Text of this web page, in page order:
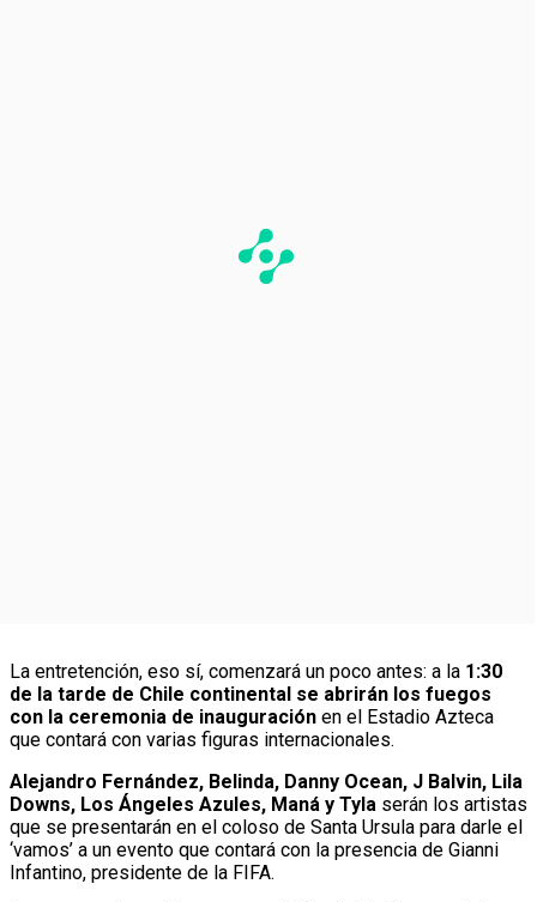
La entretención, eso sí, comenzará un poco antes: a la 1:30
de la tarde de Chile continental se abrirán los fuegos
con la ceremonia de inauguración en el Estadio Azteca
que contará con varias figuras internacionales.
Alejandro Fernández, Belinda, Danny Ocean, J Balvin, Lila
Downs, Los Ángeles Azules, Maná y Tyla serán los artistas
que se presentarán en el coloso de Santa Ursula para darle el
‘vamos’ a un evento que contará con la presencia de Gianni
Infantino, presidente de la FIFA.